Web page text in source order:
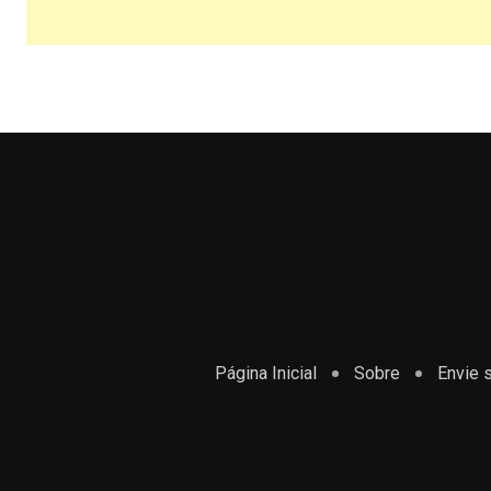
Página Inicial Sobre Envie